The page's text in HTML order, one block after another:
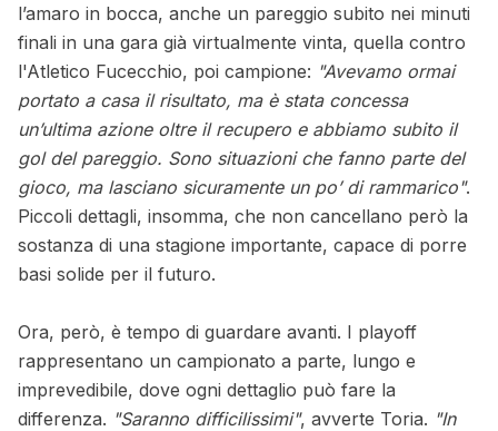
l’amaro in bocca, anche un pareggio subito nei minuti
finali in una gara già virtualmente vinta, quella contro
l'Atletico Fucecchio, poi campione: "Avevamo ormai
portato a casa il risultato, ma è stata concessa
un’ultima azione oltre il recupero e abbiamo subito il
gol del pareggio. Sono situazioni che fanno parte del
gioco, ma lasciano sicuramente un po’ di rammarico".
Piccoli dettagli, insomma, che non cancellano però la
sostanza di una stagione importante, capace di porre
basi solide per il futuro.
Ora, però, è tempo di guardare avanti. I playoff
rappresentano un campionato a parte, lungo e
imprevedibile, dove ogni dettaglio può fare la
differenza. "Saranno difficilissimi", avverte Toria. "In